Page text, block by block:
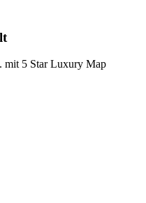
mit 5 Star Luxury Map